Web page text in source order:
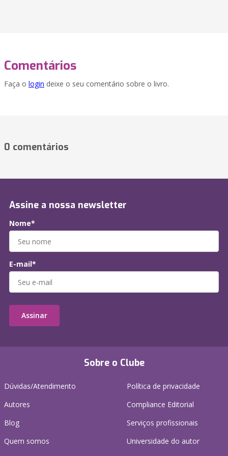
Comentários
Faça o login deixe o seu comentário sobre o livro.
0 comentários
Sobre o Clube
Dúvidas/Atendimento
Autores
Blog
Quem somos
Política de privacidade
Compliance Editorial
Serviços profissionais
Universidade do autor
Assine a nossa newsletter
Nome*
E-mail*
Assinar